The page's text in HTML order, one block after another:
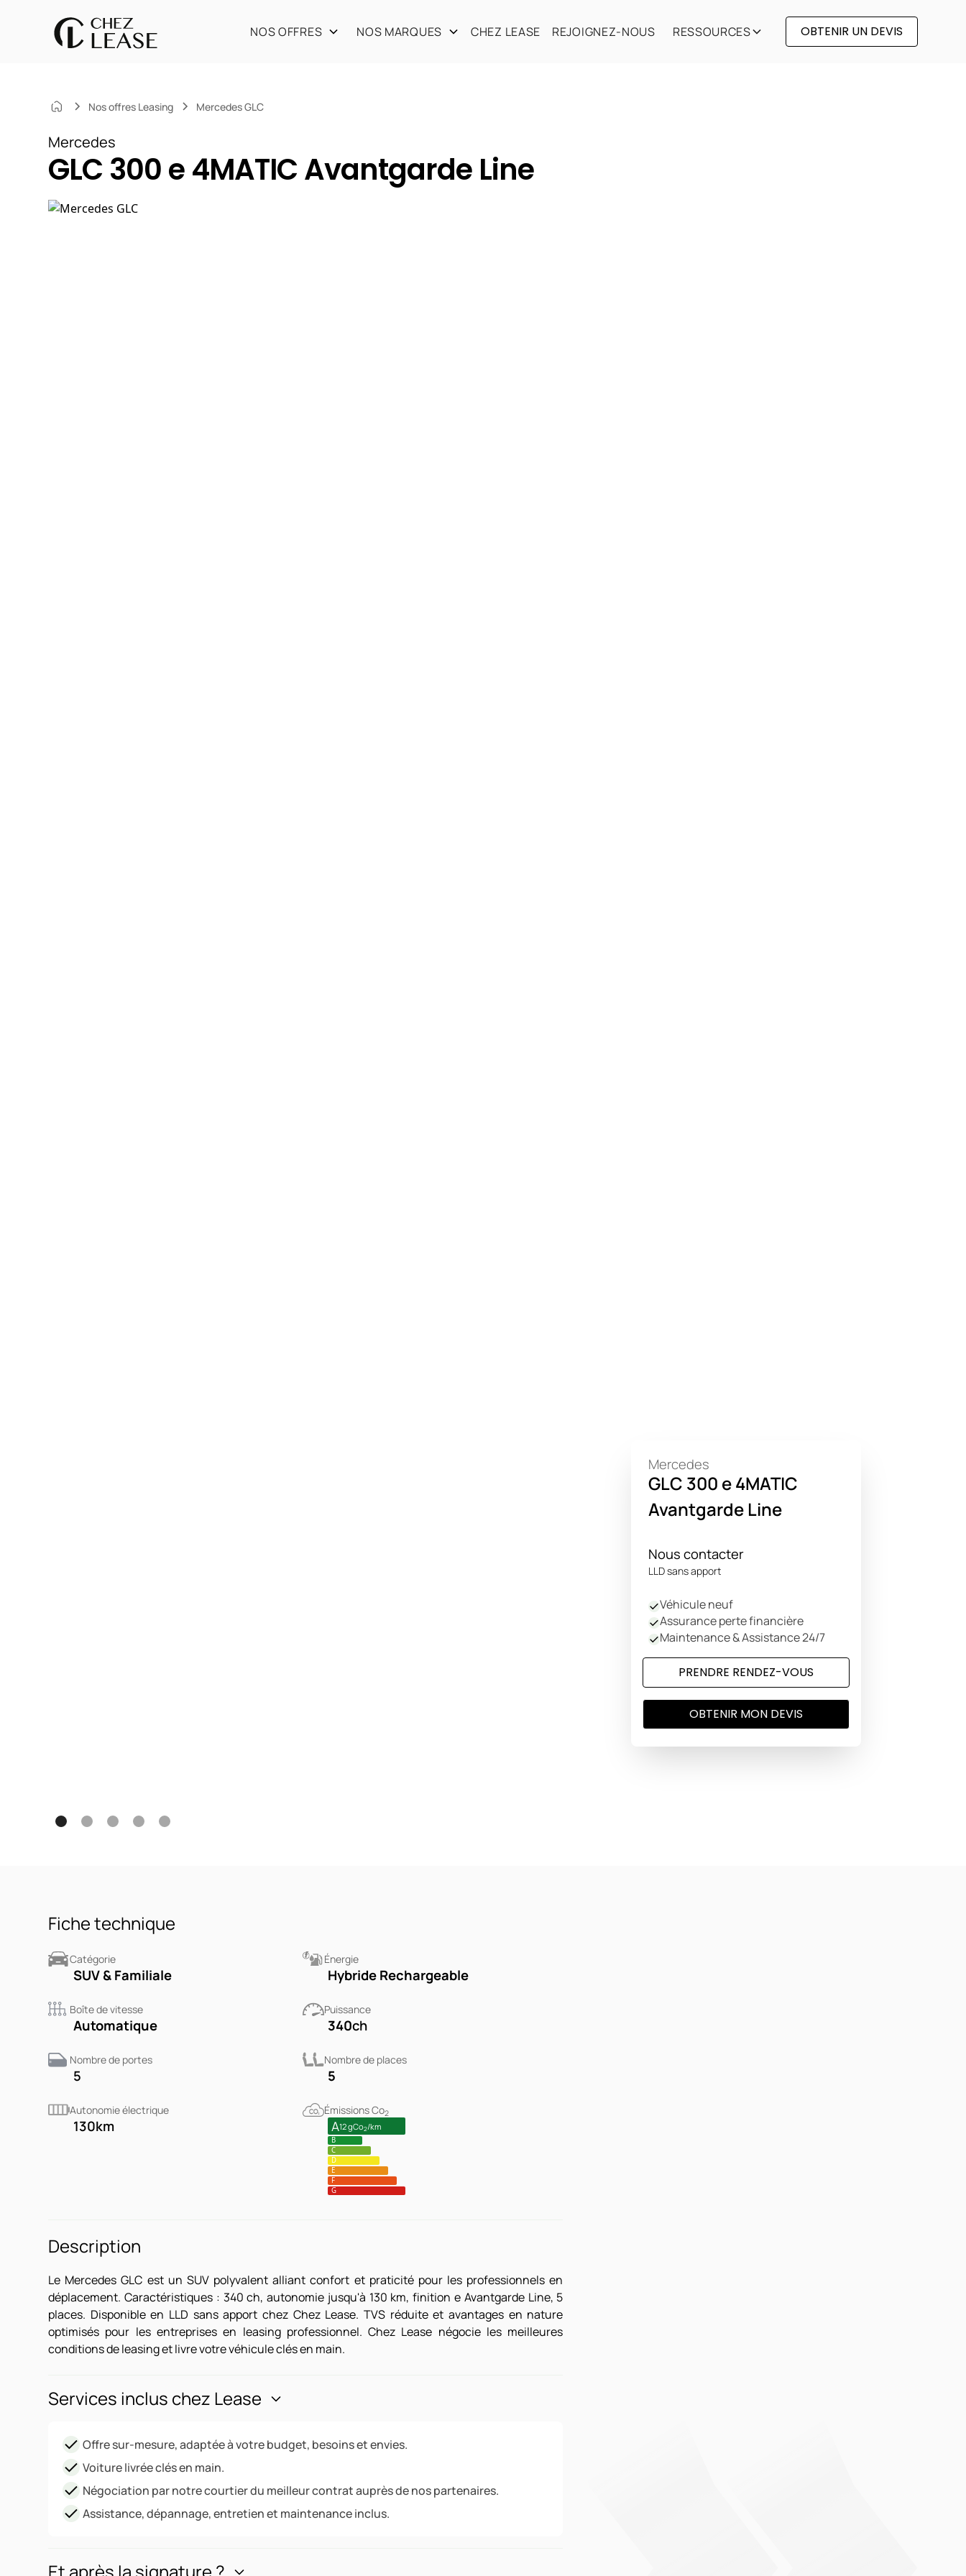
NOS OFFRES NOS MARQUES CHEZ LEASE REJOIGNEZ-NOUS RESSOURCES OBTENIR UN DEVIS
Nos offres Leasing Mercedes GLC
Mercedes
GLC 300 e 4MATIC Avantgarde Line
Fiche technique
Catégorie
SUV & Familiale
Énergie
Hybride Rechargeable
Boîte de vitesse
Automatique
Puissance
340ch
Nombre de portes
5
Nombre de places
5
Autonomie électrique
130km
Émissions Co2
A12 gCo2/km
B
C
D
E
F
G
Description
Le Mercedes GLC est un SUV polyvalent alliant confort et praticité pour les professionnels en
déplacement. Caractéristiques : 340 ch, autonomie jusqu'à 130 km, finition e Avantgarde Line, 5
places. Disponible en LLD sans apport chez Chez Lease. TVS réduite et avantages en nature
optimisés pour les entreprises en leasing professionnel. Chez Lease négocie les meilleures
conditions de leasing et livre votre véhicule clés en main.
Services inclus chez Lease
Offre sur-mesure, adaptée à votre budget, besoins et envies.
Voiture livrée clés en main.
Négociation par notre courtier du meilleur contrat auprès de nos partenaires.
Assistance, dépannage, entretien et maintenance inclus.
Mercedes
GLC 300 e 4MATIC
Avantgarde Line
Nous contacter
LLD sans apport
Véhicule neuf
Assurance perte financière
Maintenance & Assistance 24/7
PRENDRE RENDEZ-VOUS
OBTENIR MON DEVIS